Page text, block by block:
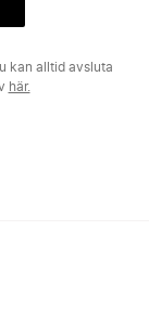
kan alltid avsluta
här.